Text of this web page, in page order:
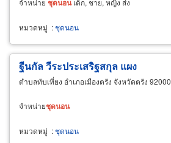
หมวดหมู่ :ชุดนอน
ฐีนกัล วีระประเสริฐสกุล แผง
ตำบลทับเที่ยง อำเภอเมืองตรัง จังหวัดตรัง 92000
จำหน่ายชุดนอน
หมวดหมู่ :ชุดนอน